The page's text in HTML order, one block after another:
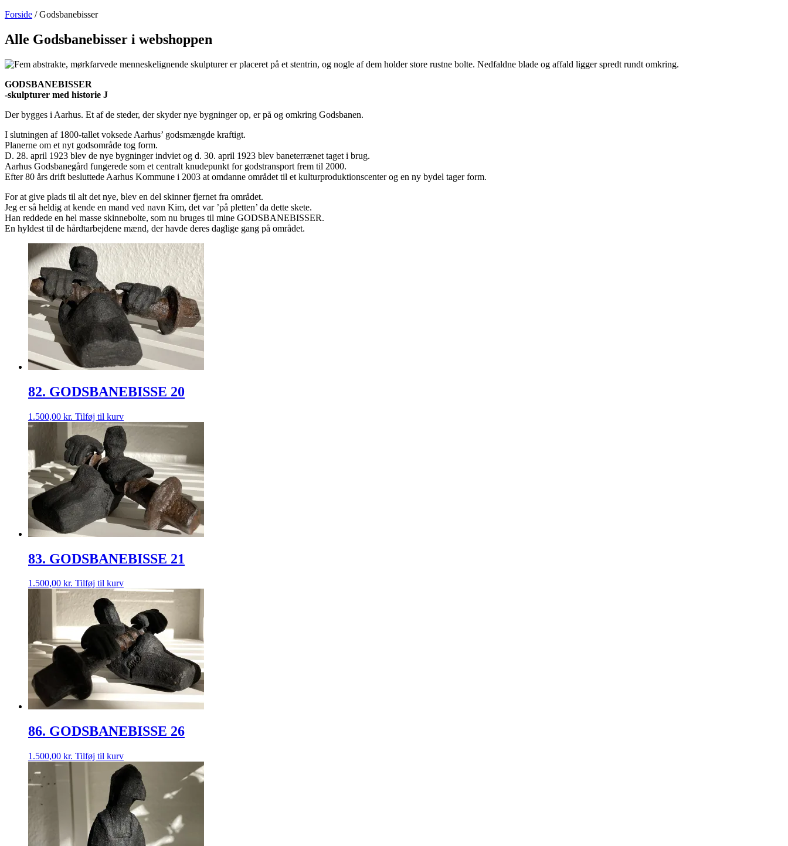
Forside / Godsbanebisser
Alle Godsbanebisser i webshoppen
GODSBANEBISSER
-skulpturer med historie J
Der bygges i Aarhus. Et af de steder, der skyder nye bygninger op, er på og omkring Godsbanen.
I slutningen af 1800-tallet voksede Aarhus’ godsmængde kraftigt.
Planerne om et nyt godsområde tog form.
D. 28. april 1923 blev de nye bygninger indviet og d. 30. april 1923 blev baneterrænet taget i brug.
Aarhus Godsbanegård fungerede som et centralt knudepunkt for godstransport frem til 2000.
Efter 80 års drift besluttede Aarhus Kommune i 2003 at omdanne området til et kulturproduktionscenter og en ny bydel tager form.
For at give plads til alt det nye, blev en del skinner fjernet fra området.
Jeg er så heldig at kende en mand ved navn Kim, det var ’på pletten’ da dette skete.
Han reddede en hel masse skinnebolte, som nu bruges til mine GODSBANEBISSER.
En hyldest til de hårdtarbejdene mænd, der havde deres daglige gang på området.
82. GODSBANEBISSE 20
1.500,00 kr. Tilføj til kurv
83. GODSBANEBISSE 21
1.500,00 kr. Tilføj til kurv
86. GODSBANEBISSE 26
1.500,00 kr. Tilføj til kurv